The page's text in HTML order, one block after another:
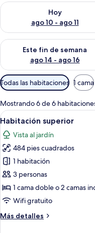
Hoy
ago 10 - ago 11
Consulta la disponibilidad
Este fin de semana
ago 14 - ago 16
Consulta la disponibilidad
Filtros
disponibles
para
las
habitaciones
Todas las habitaciones 1 cama
Mostrando 6 de 6
Abrir
todas
las
fotos
de
Habitación
superior
9
Habitación superior
Vista al jardín
484 pies cuadrados
1 habitación
3 personas
1 cama doble o 2 camas
Wifi gratuito
Más detalles
Más